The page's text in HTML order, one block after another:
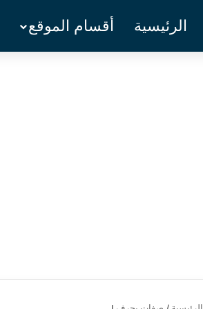
الرئيسية أقسام الموقع